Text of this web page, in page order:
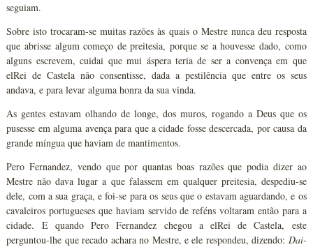
seguiam.
Sobre isto trocaram-se muitas razões às quais o Mestre nunca deu resposta
que abrisse algum começo de preitesia, porque se a houvesse dado, como
alguns escrevem, cuidai que mui áspera teria de ser a convença em que
elRei de Castela não consentisse, dada a pestilência que entre os seus
andava, e para levar alguma honra da sua vinda.
As gentes estavam olhando de longe, dos muros, rogando a Deus que os
pusesse em alguma avença para que a cidade fosse descercada, por causa da
grande míngua que haviam de mantimentos.
Pero Fernandez, vendo que por quantas boas razões que podia dizer ao
Mestre não dava lugar a que falassem em qualquer preitesia, despediu-se
dele, com a sua graça, e foi-se para os seus que o estavam aguardando, e os
cavaleiros portugueses que haviam servido de reféns voltaram então para a
cidade. E quando Pero Fernandez chegou a elRei de Castela, este
perguntou-lhe que recado achara no Mestre, e ele respondeu, dizendo: Dai-